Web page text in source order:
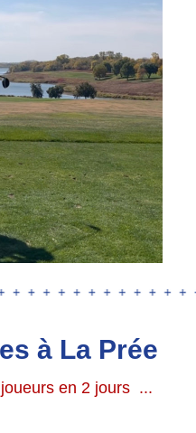
à La Prée
en 2 jours  ...